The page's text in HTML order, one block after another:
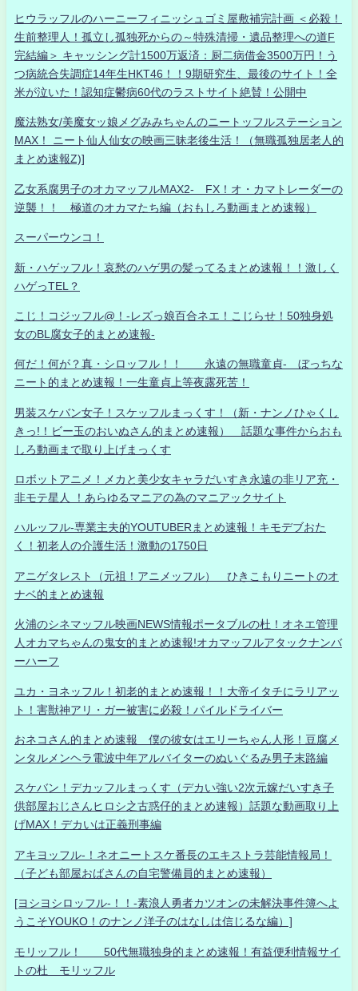
ヒウラッフルのハーニーフィニッシュゴミ屋敷補完計画 ＜必殺！
生前整理人！孤立し孤独死からの～特殊清掃・遺品整理への道F
完結編＞ キャッシング計1500万返済：厨二病借金3500万円！う
つ病統合失調症14年生HKT46！！9期研究生、最後のサイト！全
米が泣いた！認知症鬱病60代のラストサイト絶賛！公開中
魔法熟女/美魔女ッ娘メグみみちゃんのニートッフルステーション
MAX！ ニート仙人仙女の映画三昧老後生活！（無職孤独居老人的
まとめ速報Z)]
乙女系腐男子のオカマッフルMAX2- FX！オ・カマトレーダーの
逆襲！！ 極道のオカマたち編（おもしろ動画まとめ速報）
スーパーウンコ！
新・ハゲッフル！哀愁のハゲ男の髪ってるまとめ速報！！激しく
ハゲっTEL？
こじ！コジッフル@！-レズっ娘百合ネエ！こじらせ！50独身処
女のBL腐女子的まとめ速報-
何だ！何が？真・シロッフル！！ 永遠の無職童貞- ぼっちな
ニート的まとめ速報！一生童貞上等夜露死苦！
男装スケバン女子！スケッフルまっくす！（新・ナンノひゃくし
きっ!！ビー玉のおいぬさん的まとめ速報） 話題な事件からおも
しろ動画まで取り上げまっくす
ロボットアニメ！メカと美少女キャラだいすき永遠の非リア充・
非モテ星人 ！あらゆるマニアの為のマニアックサイト
ハルッフル-専業主夫的YOUTUBERまとめ速報！キモデブおた
く！初老人の介護生活！激動の1750日
アニゲタレスト（元祖！アニメッフル） ひきこもりニートのオ
ナベ的まとめ速報
火浦のシネマッフル映画NEWS情報ポータブルの杜！オネエ管理
人オカマちゃんの鬼女的まとめ速報!オカマッフルアタックナンバ
ーハーフ
ユカ・ヨネッフル！初老的まとめ速報！！大帝イタチにラリアッ
ト！害獣神アリ・ガー被害に必殺！パイルドライバー
おネコさん的まとめ速報 僕の彼女はエリーちゃん人形！豆腐メ
ンタルメンヘラ電波中年アルバイターのぬいぐるみ男子末路編
スケバン！デカッフルまっくす（デカい強い2次元嫁だいすき子
供部屋おじさんヒロシ之古惑仔的まとめ速報）話題な動画取り上
げMAX！デカいは正義刑事編
アキヨッフル-！ネオニートスケ番長のエキストラ芸能情報局！
（子ども部屋おばさんの自宅警備員的まとめ速報）
[ヨシヨシロッフル-！！-素浪人勇者カツオンの未解決事件簿へよ
うこそYOUKO！のナンノ洋子のはなしは信じるな編）]
モリッフル！ 50代無職独身的まとめ速報！有益便利情報サイ
トの杜 モリッフル